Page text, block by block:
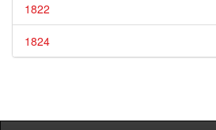
1822
1824